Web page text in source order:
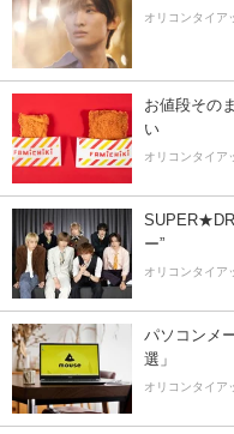
オリコンタイア
お値段その
い
オリコンタイア
ー”
オリコンタイア
パソコンメ
選」
オリコンタイア